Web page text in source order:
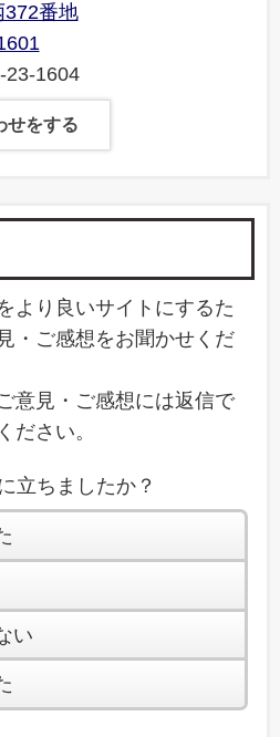
372番地
23-1604
せをする
より良いサイトにするた
・ご感想をお聞かせくだ
意見・ご感想には返信で
ださい。
立ちましたか？
い